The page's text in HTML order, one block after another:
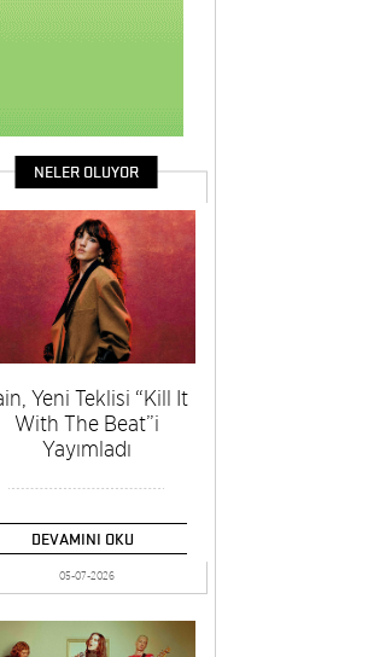
NELER OLUYOR
Yeni Teklisi “Kill It
With The Beat”i
Yayımladı
DEVAMINI OKU
05-07-2026